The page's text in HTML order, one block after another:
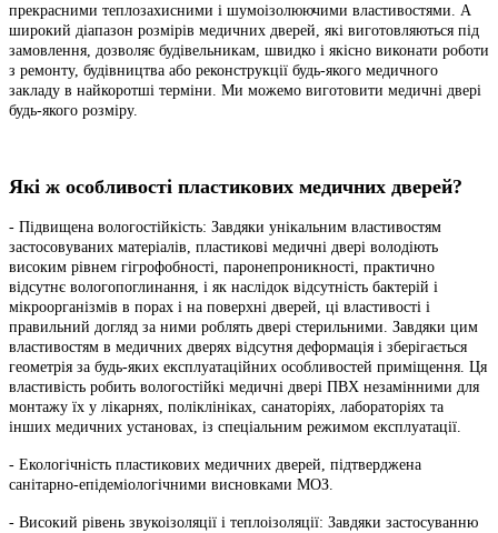
прекрасними теплозахисними і шумоізолюючими властивостями. А
широкий діапазон розмірів медичних дверей, які виготовляються під
замовлення, дозволяє будівельникам, швидко і якісно виконати роботи
з ремонту, будівництва або реконструкції будь-якого медичного
закладу в найкоротші терміни. Ми можемо виготовити медичні двері
будь-якого розміру.
Які ж особливості пластикових медичних дверей?
- Підвищена вологостійкість: Завдяки унікальним властивостям
застосовуваних матеріалів, пластикові медичні двері володіють
високим рівнем гігрофобності, паронепроникності, практично
відсутнє вологопоглинання, і як наслідок відсутність бактерій і
мікроорганізмів в порах і на поверхні дверей, ці властивості і
правильний догляд за ними роблять двері стерильними. Завдяки цим
властивостям в медичних дверях відсутня деформація і зберігається
геометрія за будь-яких експлуатаційних особливостей приміщення. Ця
властивість робить вологостійкі медичні двері ПВХ незамінними для
монтажу їх у лікарнях, поліклініках, санаторіях, лабораторіях та
інших медичних установах, із спеціальним режимом експлуатації.
- Екологічність пластикових медичних дверей, підтверджена
санітарно-епідеміологічними висновками МОЗ.
- Високий рівень звукоізоляції і теплоізоляції: Завдяки застосуванню